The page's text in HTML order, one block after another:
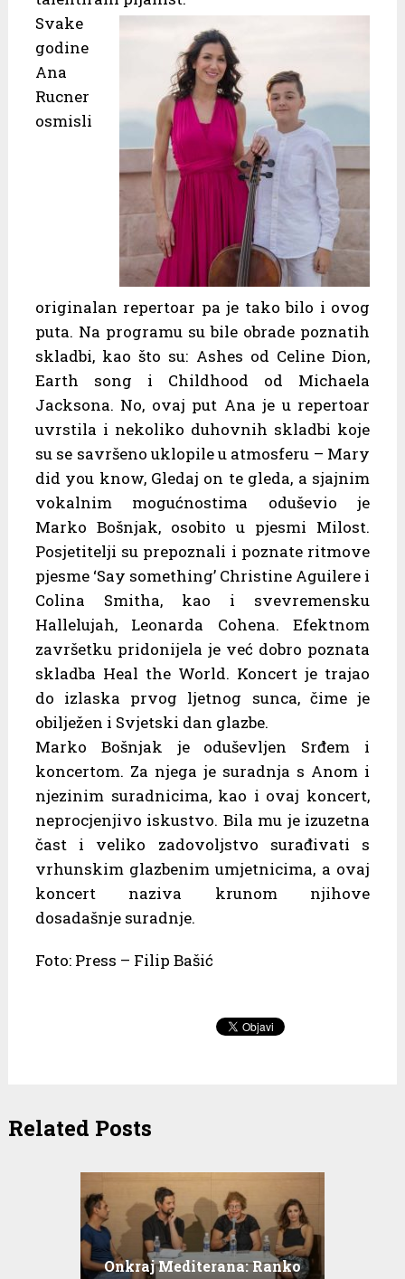
Svake
godine
Ana
Rucner
osmisli
originalan repertoar pa je tako bilo i ovog
puta. Na programu su bile obrade poznatih
skladbi, kao što su: Ashes od Celine Dion,
Earth song i Childhood od Michaela
Jacksona. No, ovaj put Ana je u repertoar
uvrstila i nekoliko duhovnih skladbi koje
su se savršeno uklopile u atmosferu – Mary
did you know, Gledaj on te gleda, a sjajnim
vokalnim mogućnostima oduševio je
Marko Bošnjak, osobito u pjesmi Milost.
Posjetitelji su prepoznali i poznate ritmove
pjesme ‘Say something’ Christine Aguilere i
Colina Smitha, kao i svevremensku
Hallelujah, Leonarda Cohena. Efektnom
završetku pridonijela je već dobro poznata
skladba Heal the World. Koncert je trajao
do izlaska prvog ljetnog sunca, čime je
obilježen i Svjetski dan glazbe.
Marko Bošnjak je oduševljen Srđem i
koncertom. Za njega je suradnja s Anom i
njezinim suradnicima, kao i ovaj koncert,
neprocjenjivo iskustvo. Bila mu je izuzetna
čast i veliko zadovoljstvo surađivati s
vrhunskim glazbenim umjetnicima, a ovaj
koncert naziva krunom njihove
dosadašnje suradnje.
Foto: Press – Filip Bašić
Related Posts
Onkraj Mediterana: Ranko